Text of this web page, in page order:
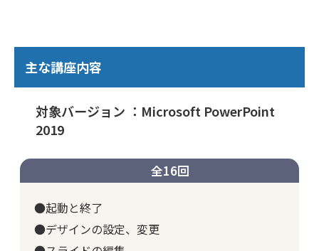
主な講座内容
対象バージョン ：Microsoft PowerPoint
2019
全16回
●起動と終了
●デザインの設定、変更